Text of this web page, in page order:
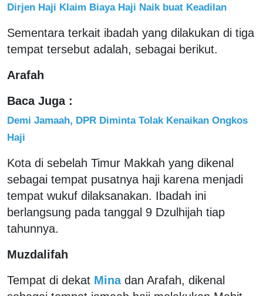
Dirjen Haji Klaim Biaya Haji Naik buat Keadilan
Sementara terkait ibadah yang dilakukan di tiga
tempat tersebut adalah, sebagai berikut.
Arafah
Baca Juga :
Demi Jamaah, DPR Diminta Tolak Kenaikan Ongkos
Haji
Kota di sebelah Timur Makkah yang dikenal
sebagai tempat pusatnya haji karena menjadi
tempat wukuf dilaksanakan. Ibadah ini
berlangsung pada tanggal 9 Dzulhijah tiap
tahunnya.
Muzdalifah
Tempat di dekat Mina dan Arafah, dikenal